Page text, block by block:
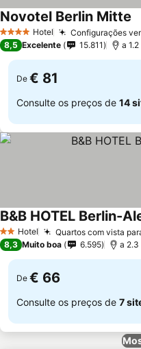
4 EstrelasHotel Configurações
Novotel Berlin Mitte
8,5 Excelente 15.811 a
De € 81
Consulte os preços de 14
2 Estrelas
Hotel Quartos com vista
B&B HOTEL Berlin-
8,3 Muito boa 6.595 a 2.3
De € 66
Consulte os preços de 7